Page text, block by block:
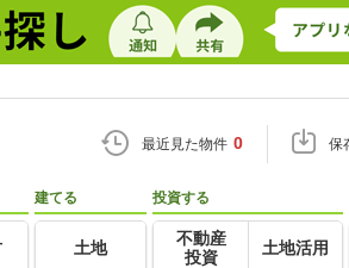
最近見た物件 0 保
建てる
土地
投資する
不動産
投資
土地活用